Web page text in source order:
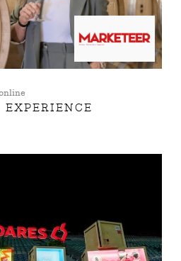
EXPERIENCE